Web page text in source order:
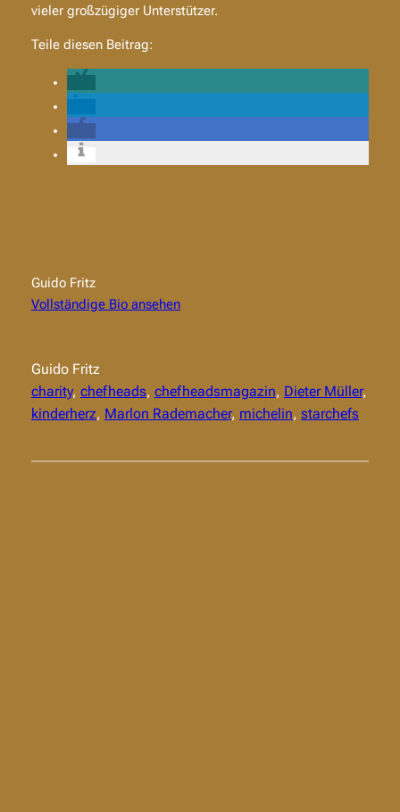
vieler großzügiger Unterstützer.
Teile diesen Beitrag:
Guido Fritz
Vollständige Bio ansehen
Guido Fritz
charity, chefheads, chefheadsmagazin, Dieter Müller
kinderherz, Marlon Rademacher, michelin, starchefs